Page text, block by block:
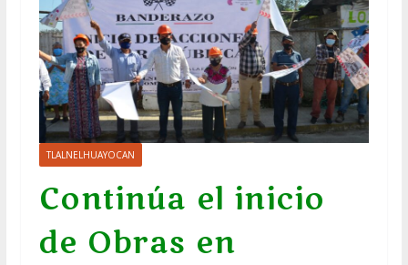
TLALNELHUAYOCAN
Continúa el inicio
de Obras en